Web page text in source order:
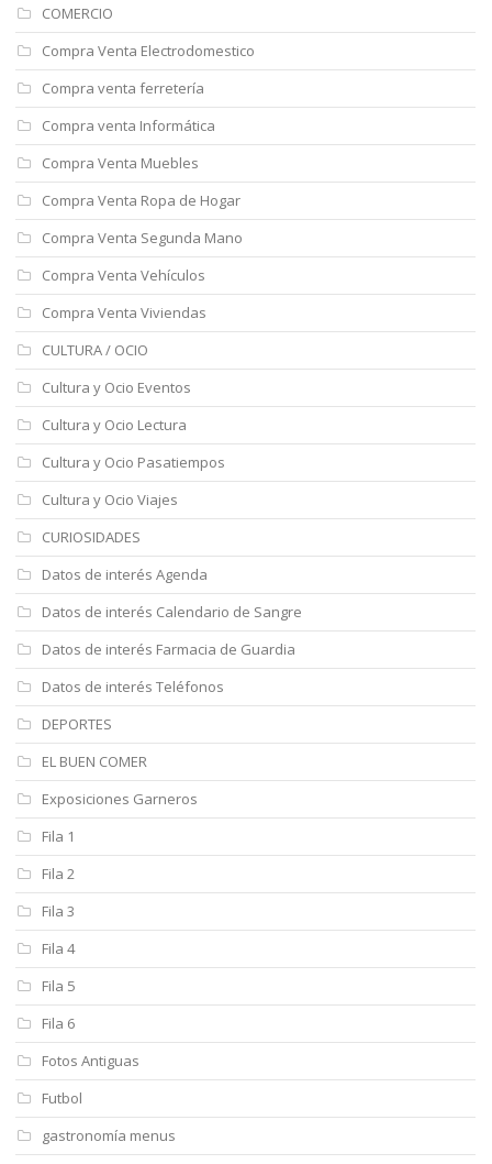
COMERCIO
Compra Venta Electrodomestico
Compra venta ferretería
Compra venta Informática
Compra Venta Muebles
Compra Venta Ropa de Hogar
Compra Venta Segunda Mano
Compra Venta Vehículos
Compra Venta Viviendas
CULTURA / OCIO
Cultura y Ocio Eventos
Cultura y Ocio Lectura
Cultura y Ocio Pasatiempos
Cultura y Ocio Viajes
CURIOSIDADES
Datos de interés Agenda
Datos de interés Calendario de Sangre
Datos de interés Farmacia de Guardia
Datos de interés Teléfonos
DEPORTES
EL BUEN COMER
Exposiciones Garneros
Fila 1
Fila 2
Fila 3
Fila 4
Fila 5
Fila 6
Fotos Antiguas
Futbol
gastronomía menus